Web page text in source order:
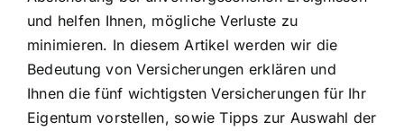
und helfen Ihnen, mögliche Verluste zu
minimieren. In diesem Artikel werden wir die
Bedeutung von Versicherungen erklären und
Ihnen die fünf wichtigsten Versicherungen für Ihr
Eigentum vorstellen, sowie Tipps zur Auswahl der